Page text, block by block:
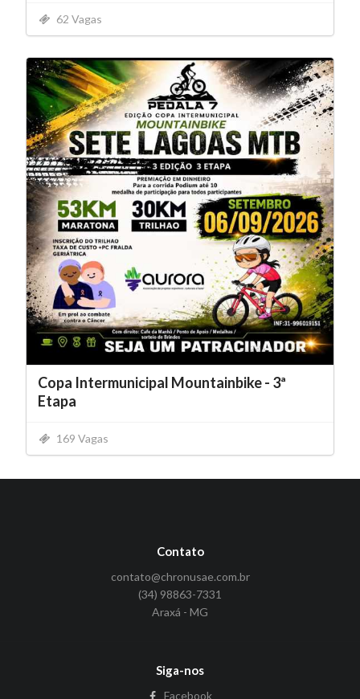
62 Vagas
Copa Intermunicipal Mountainbike - 3ª
Etapa
169 Vagas
Contato
contato@chronusae.com.br
(34) 98863-7331
Araxá - MG
Siga-nos
Facebook